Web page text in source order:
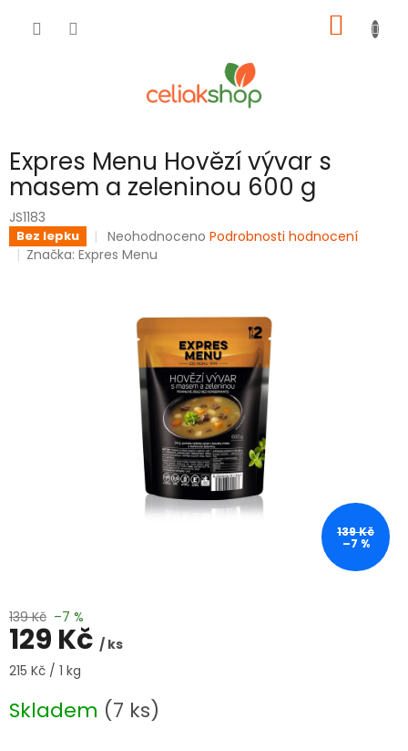
KOŠÍK
Expres Menu Hovězí vývar s
masem a zeleninou 600 g
JS1183
Bez lepku
Průměrné
hodnocení
hvězdiček.
Neohodnoceno Podrobnosti hodnocení
Značka:Expres Menu
139 Kč
–7 %
139 Kč –7 %
129 Kč / ks
Měrná
215 Kč / 1 kg
Skladem (7 ks)